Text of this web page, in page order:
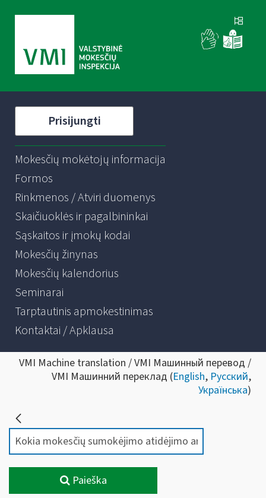
Prisijungti
Mokesčių mokėtojų informacija
Formos
Rinkmenos / Atviri duomenys
Skaičiuoklės ir pagalbininkai
Sąskaitos ir įmokų kodai
Mokesčių žinynas
Mokesčių kalendorius
Seminarai
Tarptautinis apmokestinimas
Kontaktai / Apklausa
VMI Machine translation / VMI Машинный перевод /
VMI Машинний переклад (English, Русский,
Українська)
Paieška